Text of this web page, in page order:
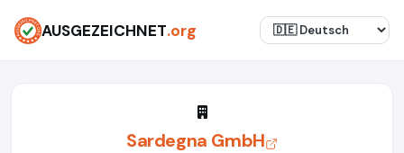
AUSGEZEICHNET.org
Sardegna GmbH